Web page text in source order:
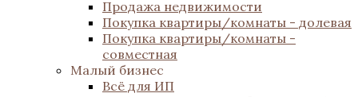
Продажа недвижимости
Покупка квартиры/комнаты - долевая
Покупка квартиры/комнаты -
совместная
Малый бизнес
Всё для ИП